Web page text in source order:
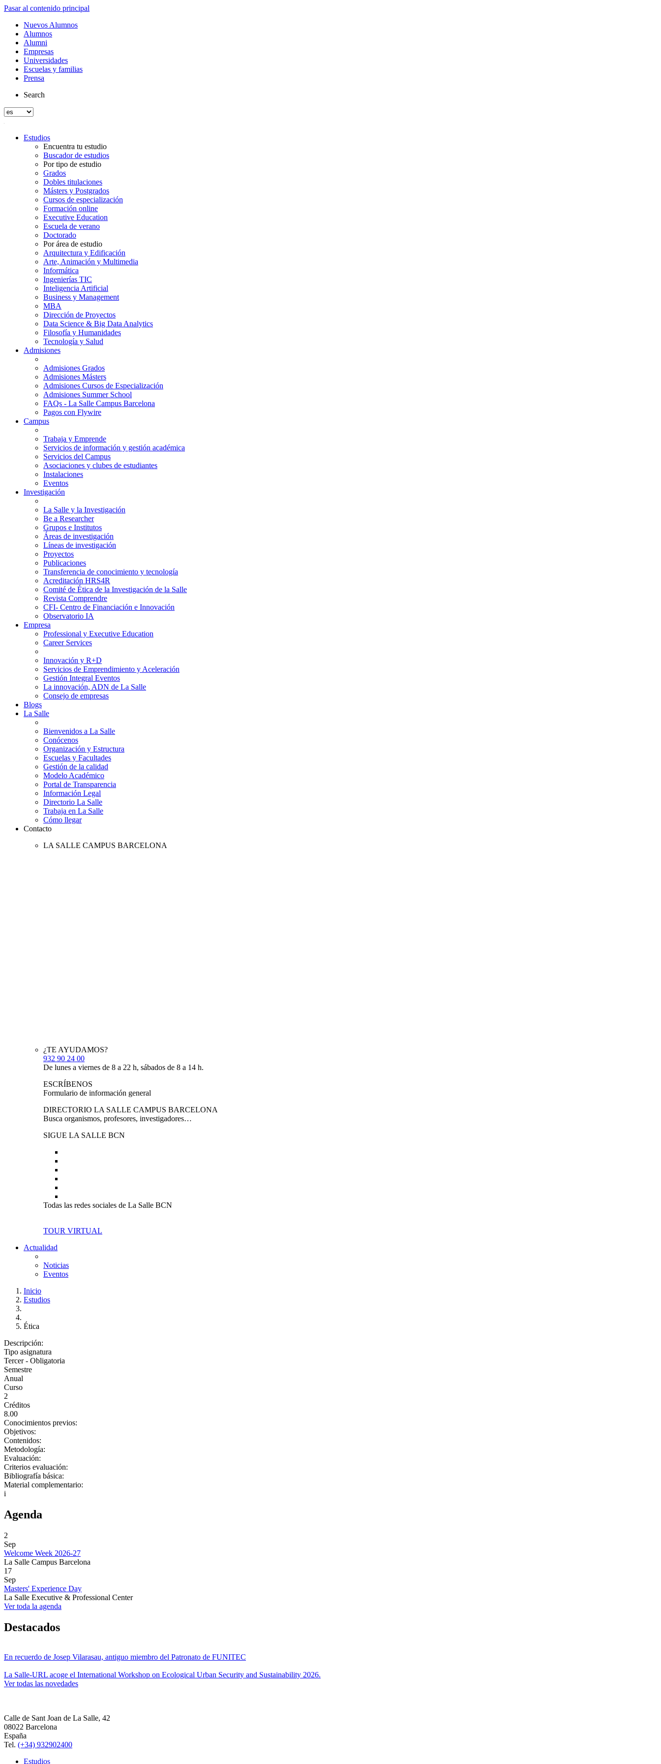
Pasar al contenido principal
Nuevos Alumnos
Alumnos
Alumni
Empresas
Universidades
Escuelas y familias
Prensa
Search
Estudios
Encuentra tu estudio
Buscador de estudios
Por tipo de estudio
Grados
Dobles titulaciones
Másters y Postgrados
Cursos de especialización
Formación online
Executive Education
Escuela de verano
Doctorado
Por área de estudio
Arquitectura y Edificación
Arte, Animación y Multimedia
Informática
Ingenierías TIC
Inteligencia Artificial
Business y Management
MBA
Dirección de Proyectos
Data Science & Big Data Analytics
Filosofía y Humanidades
Tecnología y Salud
Admisiones
Admisiones Grados
Admisiones Másters
Admisiones Cursos de Especialización
Admisiones Summer School
FAQs - La Salle Campus Barcelona
Pagos con Flywire
Campus
Trabaja y Emprende
Servicios de información y gestión académica
Servicios del Campus
Asociaciones y clubes de estudiantes
Instalaciones
Eventos
Investigación
La Salle y la Investigación
Be a Researcher
Grupos e Institutos
Áreas de investigación
Líneas de investigación
Proyectos
Publicaciones
Transferencia de conocimiento y tecnología
Acreditación HRS4R
Comité de Ética de la Investigación de la Salle
Revista Comprendre
CFI- Centro de Financiación e Innovación
Observatorio IA
Empresa
Professional y Executive Education
Career Services
Innovación y R+D
Servicios de Emprendimiento y Aceleración
Gestión Integral Eventos
La innovación, ADN de La Salle
Consejo de empresas
Blogs
La Salle
Bienvenidos a La Salle
Conócenos
Organización y Estructura
Escuelas y Facultades
Gestión de la calidad
Modelo Académico
Portal de Transparencia
Información Legal
Directorio La Salle
Trabaja en La Salle
Cómo llegar
Contacto
LA SALLE CAMPUS BARCELONA
¿TE AYUDAMOS?
932 90 24 00
De lunes a viernes de 8 a 22 h, sábados de 8 a 14 h.
ESCRÍBENOS
Formulario de información general
DIRECTORIO LA SALLE CAMPUS BARCELONA
Busca organismos, profesores, investigadores…
SIGUE LA SALLE BCN
Todas las redes sociales de La Salle BCN
TOUR VIRTUAL
Actualidad
Noticias
Eventos
Inicio
Estudios
Ética
Descripción:
Tipo asignatura
Tercer - Obligatoria
Semestre
Anual
Curso
2
Créditos
8.00
Conocimientos previos:
Objetivos:
Contenidos:
Metodología:
Evaluación:
Criterios evaluación:
Bibliografía básica:
Material complementario:
i
Agenda
2
Sep
Welcome Week 2026-27
La Salle Campus Barcelona
17
Sep
Masters' Experience Day
La Salle Executive & Professional Center
Ver toda la agenda
Destacados
En recuerdo de Josep Vilarasau, antiguo miembro del Patronato de FUNITEC
La Salle-URL acoge el International Workshop on Ecological Urban Security and Sustainability 2026.
Ver todas las novedades
Calle de Sant Joan de La Salle, 42
08022 Barcelona
España
Tel. (+34) 932902400
Estudios